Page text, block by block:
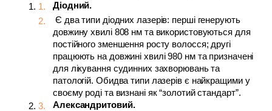
Діодний.
довжину хвилі 808 нм та використовуються для
постійного зменшення росту волосся; другі
працюють на довжині хвилі 980 нм та призначені
для лікування судинних захворювань та
патологій. Обидва типи лазерів є найкращими у
своєму роді та визнані як “золотий стандарт”.
Александритовий.